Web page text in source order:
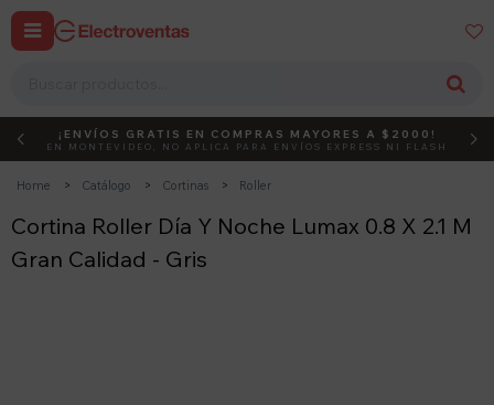
 
DEBUT ACTIVÁ EL CÓDIGO
¡ENVÍOS GRATIS EN COMPRAS MAYORES A $2000!
EN MONTEVIDEO, NO APLICA PARA ENVÍOS EXPRESS NI FLASH
Home Catálogo Cortinas Roller
Cortina Roller Día Y Noche Lumax 0.8 X 2.1 M
Gran Calidad - Gris